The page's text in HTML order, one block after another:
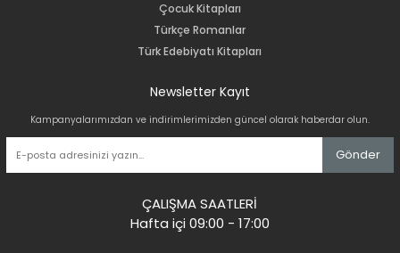
Çocuk Kitapları
Türkçe Romanlar
Türk Edebiyatı Kitapları
Newsletter Kayıt
Kampanyalarımızdan ve indirimlerimizden güncel olarak haberdar olun.
Gönder
ÇALIŞMA SAATLERİ
Hafta içi 09:00 - 17:00